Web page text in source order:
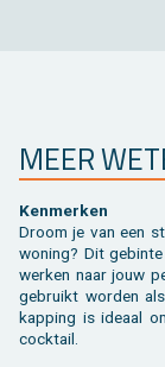
MEER
Ken­mer­ken
Droom je van een
wo­ning? Dit
wer­ken naar jouw
ge­bruikt wor­den
kap­ping is ide­aal
cock­tail.